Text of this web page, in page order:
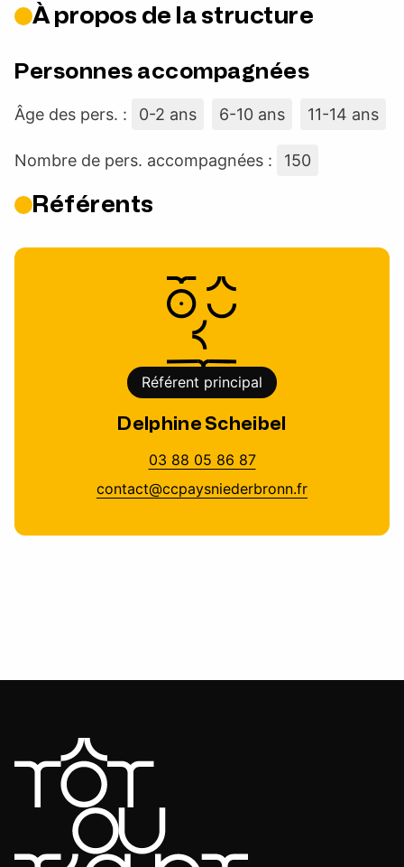
À propos de la structure
Personnes accompagnées
Âge des pers. : 0-2 ans 6-10 ans 11-14 ans
Nombre de pers. accompagnées : 150
Référents
Référent principal
Delphine Scheibel
03 88 05 86 87
contact@ccpaysniederbronn.fr